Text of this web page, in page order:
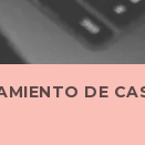
DE